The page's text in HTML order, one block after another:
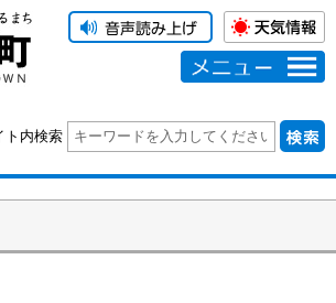
メニュー
ト内検索